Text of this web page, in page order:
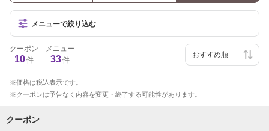
メニューで絞り込む
クーポン
10件
メニュー
33件
価格は税込表示です。
クーポンは予告なく内容を変更・終了する可能性があります。
クーポン